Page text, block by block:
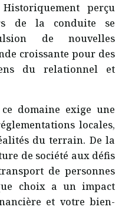
perçu
de la conduite se
de nouvelles
croissante pour des
du relationnel et
domaine exige une
locales,
du terrain. De la
de société aux défis
de personnes
choix a un impact
et votre bien-